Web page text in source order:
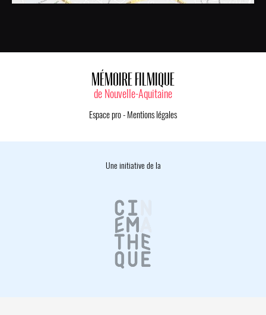
MÉMOIRE FILMIQUE
de Nouvelle-Aquitaine
Espace pro- Mentions légales
Une initiative de la